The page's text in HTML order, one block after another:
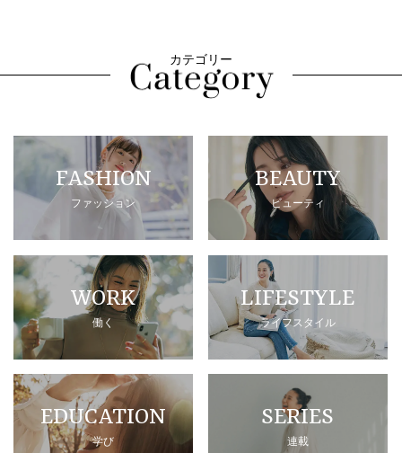
カテゴリー
FASHION
ファッション
BEAUTY
ビューティ
WORK
働く
LIFESTYLE
ライフスタイル
EDUCATION
学び
SERIES
連載